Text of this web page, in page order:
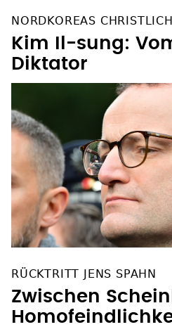
NORDKOREAS
Kim Il-sung:
Diktator
RÜCKTRITT JENS SPAHN
Zwischen